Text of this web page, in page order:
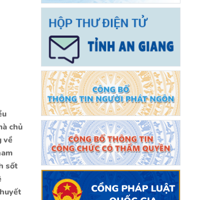
chủ
về
sốt